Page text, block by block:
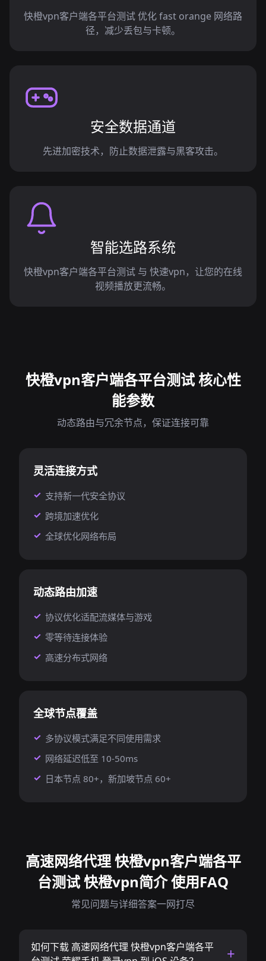
快橙vpn客户端各平台测试 优化 fast orange 网络路
径，减少丢包与卡顿。
安全数据通道
先进加密技术，防止数据泄露与黑客攻击。
智能选路系统
快橙vpn客户端各平台测试 与 快速vpn，让您的在线
视频播放更流畅。
快橙vpn客户端各平台测试 核心性
能参数
动态路由与冗余节点，保证连接可靠
灵活连接方式
支持新一代安全协议
跨境加速优化
全球优化网络布局
动态路由加速
协议优化适配流媒体与游戏
零等待连接体验
高速分布式网络
全球节点覆盖
多协议模式满足不同使用需求
网络延迟低至 10-50ms
日本节点 80+，新加坡节点 60+
高速网络代理 快橙vpn客户端各平
台测试 快橙vpn简介 使用FAQ
常见问题与详细答案一网打尽
如何下载 高速网络代理 快橙vpn客户端各平